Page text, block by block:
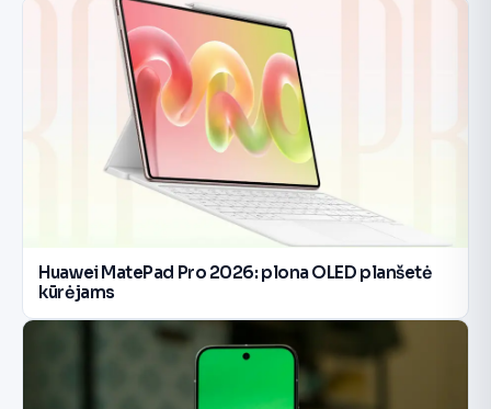
Huawei MatePad Pro 2026: plona OLED planšetė
kūrėjams